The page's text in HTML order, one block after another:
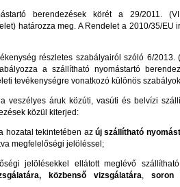
berendezések körét a 29/2011.
határozza meg. A Rendelet a 2010/35/EU
részletes szabályairól szóló 6/2013.
a szállítható nyomástartó
tevékenységre vonatkozó különös
veszélyes áruk közúti, vasúti és belvízi
közül kiterjed:
hozatal tekintetében az új szállítható
megfelelőségi jelöléssel;
jelölésekkel ellátott meglévő
közbenső vizsgálatára, soron